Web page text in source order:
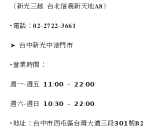
（新光三越 台北信義新天地𝐀𝟖）
‣​電話：𝟎𝟐-𝟐𝟕𝟐𝟐-𝟑𝟔𝟔𝟏
➤ 台中新光中港門市
‣營業時間：
週一-週五 𝟭𝟭:𝟬𝟬 – 𝟮𝟮:𝟬𝟬
週六-週日 𝟭𝟬:𝟯𝟬 – 𝟮𝟮:𝟬𝟬
‣地址：台中市西屯區台灣大道三段𝟯𝟬𝟭號𝐁𝟐